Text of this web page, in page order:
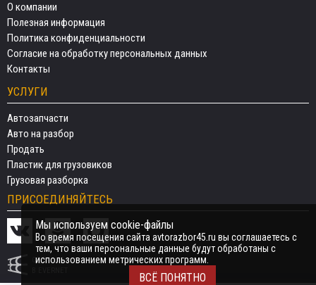
О компании
Полезная информация
Политика конфиденциальности
Согласие на обработку персональных данных
Контакты
УСЛУГИ
Автозапчасти
Авто на разбор
Продать
Пластик для грузовиков
Грузовая разборка
ПРИСОЕДИНЯЙТЕСЬ
СДЕЛАНО
Мы используем cookie-файлы
Во время посещения сайта avtorazbor45.ru вы соглашаетесь с
тем, что ваши персональные данные будут обработаны с
использованием метрических программ.
ВСЁ ПОНЯТНО